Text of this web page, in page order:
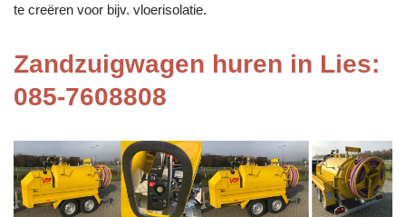
te creëren voor bijv. vloerisolatie.
Zandzuigwagen huren in Lies:
085-7608808